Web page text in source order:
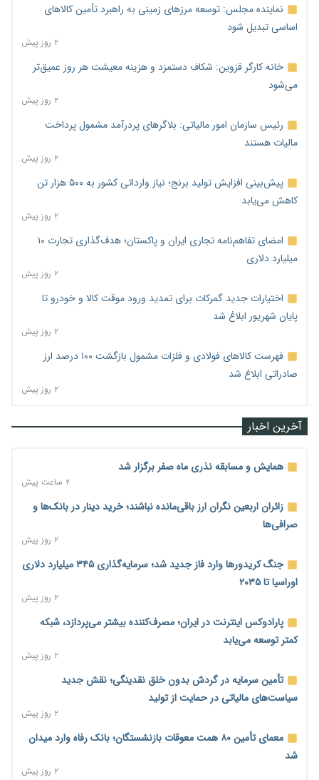
نماینده مجلس: توسعه مرزهای زمینی به راهبرد تأمین کالاهای
اساسی تبدیل شود
۲ روز پیش
خانه کارگر قزوین: شکاف دستمزد و هزینه معیشت هر روز عمیق‌تر
می‌شود
۲ روز پیش
رئیس سازمان امور مالیاتی: بلاگرهای پردرآمد مشمول پرداخت
مالیات هستند
۲ روز پیش
پیش‌بینی افزایش تولید برنج؛ نیاز وارداتی کشور به ۵۰۰ هزار تن
کاهش می‌یابد
۲ روز پیش
امضای تفاهم‌نامه تجاری ایران و پاکستان؛ هدف‌گذاری تجارت ۱۰
میلیارد دلاری
۲ روز پیش
اختیارات جدید گمرکات برای تمدید ورود موقت کالا و خودرو تا
پایان شهریور ابلاغ شد
۲ روز پیش
فهرست کالاهای فولادی و فلزات مشمول بازگشت ۱۰۰ درصد ارز
صادراتی ابلاغ شد
۲ روز پیش
آخرین اخبار
همایش و مسابقه نذری ماه صفر برگزار شد
۲ ساعت پیش
زائران اربعین نگران ارز باقی‌مانده نباشند؛ خرید دینار در بانک‌ها و
صرافی‌ها
۲ روز پیش
جنگ کریدورها وارد فاز جدید شد؛ سرمایه‌گذاری ۳۴۵ میلیارد دلاری
اوراسیا تا ۲۰۳۵
۲ روز پیش
پارادوکس اینترنت در ایران؛ مصرف‌کننده بیشتر می‌پردازد، شبکه
کمتر توسعه می‌یابد
۲ روز پیش
تأمین سرمایه در گردش بدون خلق نقدینگی؛ نقش جدید
سیاست‌های مالیاتی در حمایت از تولید
۲ روز پیش
معمای تأمین ۸۰ همت معوقات بازنشستگان؛ بانک رفاه وارد میدان
شد
۲ روز پیش